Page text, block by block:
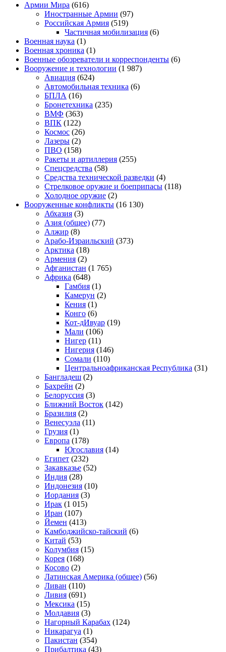
Армии Мира (616)
Иностранные Армии (97)
Российская Армия (519)
Частичная мобилизация (6)
Военная наука (1)
Военная хроника (1)
Военные обозреватели и корреспонденты (6)
Вооружение и технологии (1 987)
Авиация (624)
Автомобильная техника (6)
БПЛА (16)
Бронетехника (235)
ВМФ (363)
ВПК (122)
Космос (26)
Лазеры (2)
ПВО (158)
Ракеты и артиллерия (255)
Спецсредства (58)
Средства технической разведки (4)
Стрелковое оружие и боеприпасы (118)
Холодное оружие (2)
Вооруженные конфликты (16 130)
Абхазия (3)
Азия (общее) (77)
Алжир (8)
Арабо-Израильский (373)
Арктика (18)
Армения (2)
Афганистан (1 765)
Африка (648)
Гамбия (1)
Камерун (2)
Кения (1)
Конго (6)
Кот-дИвуар (19)
Мали (106)
Нигер (11)
Нигерия (146)
Сомали (110)
Центральноафриканская Республика (31)
Бангладеш (2)
Бахрейн (2)
Белоруссия (3)
Ближний Восток (142)
Бразилия (2)
Венесуэла (11)
Грузия (1)
Европа (178)
Югославия (14)
Египет (232)
Закавказье (52)
Индия (28)
Индонезия (10)
Иордания (3)
Ирак (1 015)
Иран (107)
Йемен (413)
Камбоджийско-тайский (6)
Китай (53)
Колумбия (15)
Корея (168)
Косово (2)
Латинская Америка (общее) (56)
Ливан (110)
Ливия (691)
Мексика (15)
Молдавия (3)
Нагорный Карабах (124)
Никарагуа (1)
Пакистан (354)
Прибалтика (43)